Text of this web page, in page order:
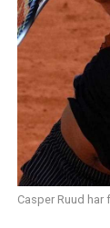
Casper Ruud